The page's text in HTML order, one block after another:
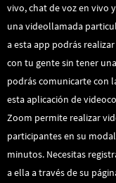
vivo, chat de voz en vivo
una videollamada
a esta app podrás
con tu gente sin tener
podrás comunicarte con
esta aplicación de
Zoom permite realizar
participantes en su
minutos. Necesitas
a ella a través de su